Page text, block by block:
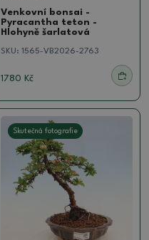
Venkovní bonsai -
Pyracantha teton -
Hlohyně šarlatová
SKU: 1565-VB2026-2763
1780 Kč
Skutečná fotografie